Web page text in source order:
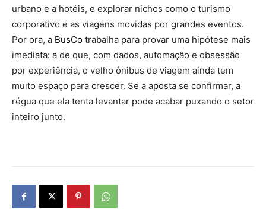
urbano e a hotéis, e explorar nichos como o turismo
corporativo e as viagens movidas por grandes eventos.
Por ora, a BusCo trabalha para provar uma hipótese mais
imediata: a de que, com dados, automação e obsessão
por experiência, o velho ônibus de viagem ainda tem
muito espaço para crescer. Se a aposta se confirmar, a
régua que ela tenta levantar pode acabar puxando o setor
inteiro junto.